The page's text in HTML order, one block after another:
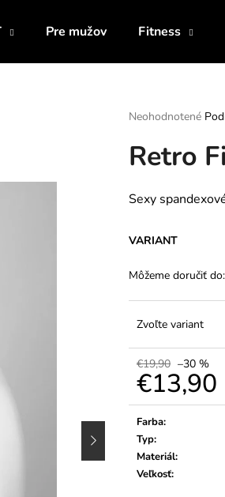
Pre mužov Fitness
Priemerné
produktu
je
z
5
Neohodnotené
Retro
Sexy
VARIANT
Môžeme doručiť do:
Zvoľte variant
€19,90 –30 %
€13,90
Jednotková
cena:
Farba:
Typ:
Materiál:
Veľkosť:
HĽADAŤ